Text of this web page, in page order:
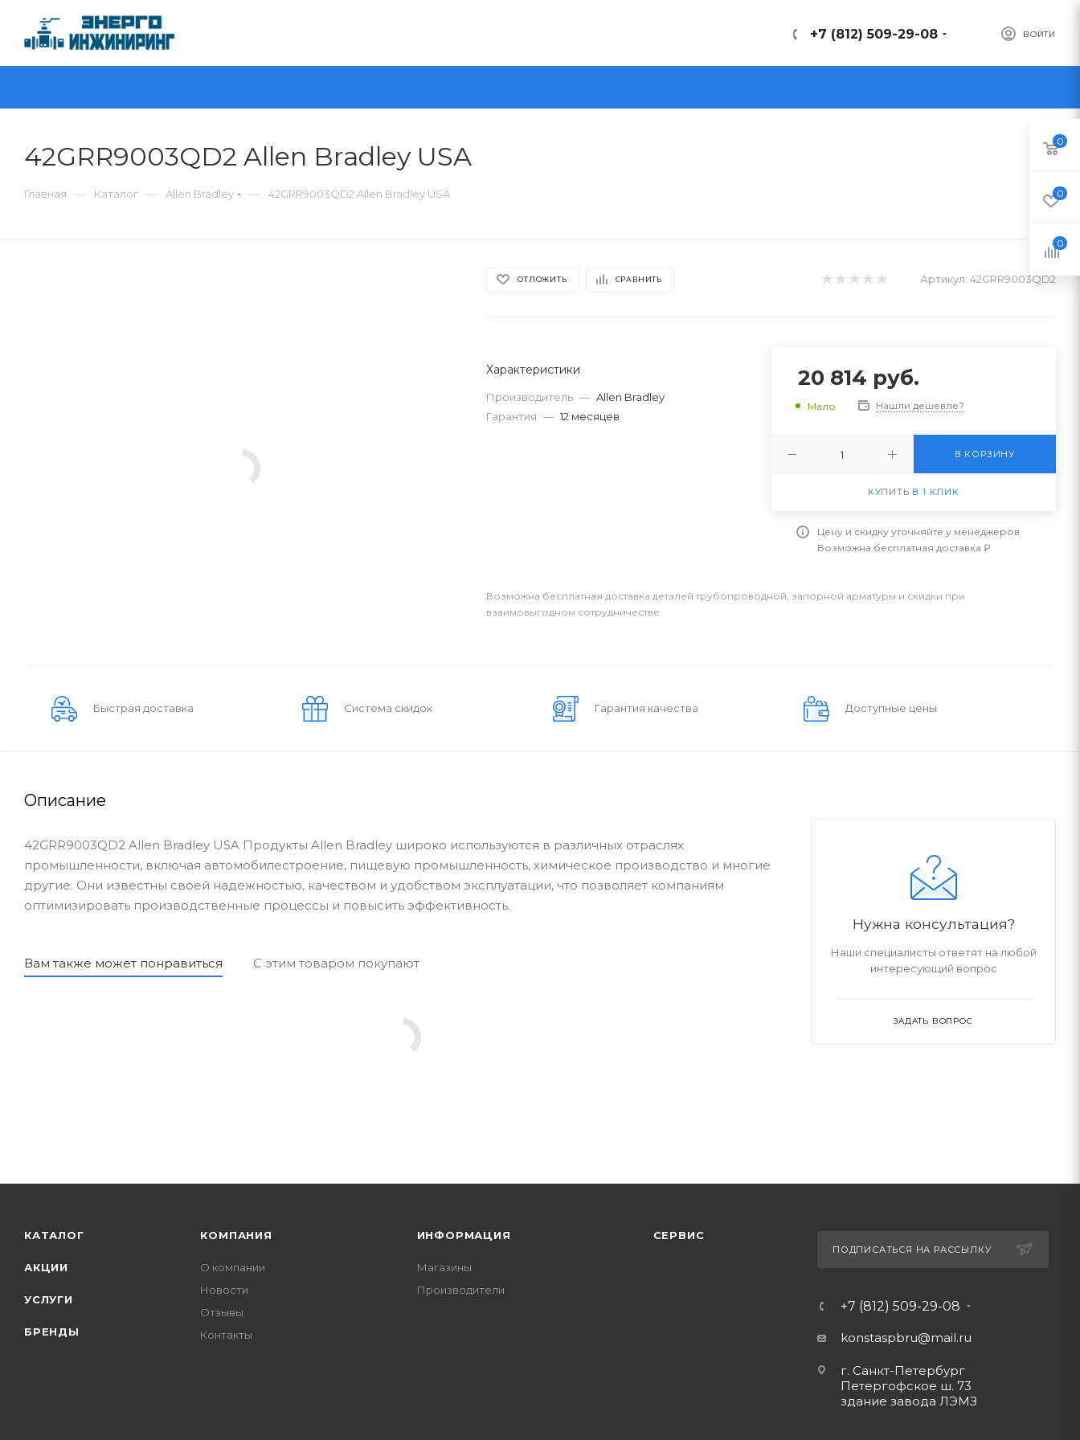
ВОЙТИ
+7 (812) 509-29-08
42GRR9003QD2 Allen Bradley USA
Главная — Каталог — Allen Bradley — 42GRR9003QD2 Allen Bradley USA
ОТЛОЖИТЬ СРАВНИТЬ Артикул: 42GRR9003QD2
Характеристики
Производитель — Allen Bradley
Гарантия — 12 месяцев
20 814 руб.
Мало Нашли дешевле?
В КОРЗИНУ
КУПИТЬ В 1 КЛИК
Цену и скидку уточняйте у менеджеров
Возможна бесплатная доставка ₽
Возможна бесплатная доставка деталей трубопроводной, запорной арматуры и скидки при
взаимовыгодном сотрудничестве
Быстрая доставка Система скидок Гарантия качества Доступные цены
Описание
42GRR9003QD2 Allen Bradley USA Продукты Allen Bradley широко используются в различных отраслях
промышленности, включая автомобилестроение, пищевую промышленность, химическое производство и многие
другие. Они известны своей надежностью, качеством и удобством эксплуатации, что позволяет компаниям
оптимизировать производственные процессы и повысить эффективность.
Вам также может понравиться С этим товаром покупают
Нужна консультация?
Наши специалисты ответят на любой
интересующий вопрос
ЗАДАТЬ ВОПРОС
КАТАЛОГ
АКЦИИ
УСЛУГИ
БРЕНДЫ
КОМПАНИЯ
О компании
Новости
Отзывы
Контакты
ИНФОРМАЦИЯ
Магазины
Производители
СЕРВИС
ПОДПИСАТЬСЯ НА РАССЫЛКУ
+7 (812) 509-29-08
konstaspbru@mail.ru
г. Санкт-Петербург
Петергофское ш. 73
здание завода ЛЭМЗ
0
0
0